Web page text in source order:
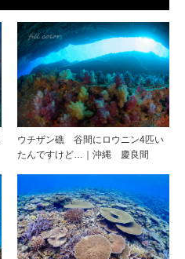
ウチザン礁 谷間にロウニン4匹い
たんですけど…｜沖縄 慶良間